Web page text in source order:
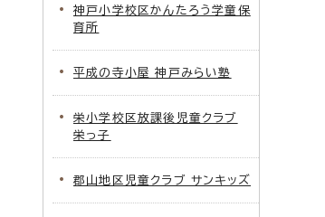
神戸小学校区かんたろう学童保
育所
平成の寺小屋 神戸みらい塾
栄小学校区放課後児童クラブ
栄っ子
郡山地区児童クラブ サンキッズ